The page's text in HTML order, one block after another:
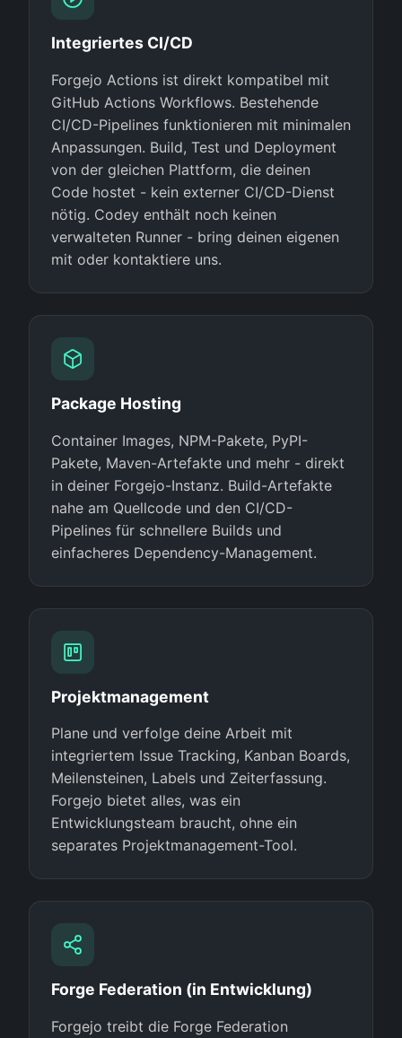
Integriertes CI/CD
Forgejo Actions ist direkt kompatibel mit
GitHub Actions Workflows. Bestehende
CI/CD-Pipelines funktionieren mit minimalen
Anpassungen. Build, Test und Deployment
von der gleichen Plattform, die deinen
Code hostet - kein externer CI/CD-Dienst
nötig. Codey enthält noch keinen
verwalteten Runner - bring deinen eigenen
mit oder kontaktiere uns.
Package Hosting
Container Images, NPM-Pakete, PyPI-
Pakete, Maven-Artefakte und mehr - direkt
in deiner Forgejo-Instanz. Build-Artefakte
nahe am Quellcode und den CI/CD-
Pipelines für schnellere Builds und
einfacheres Dependency-Management.
Projektmanagement
Plane und verfolge deine Arbeit mit
integriertem Issue Tracking, Kanban Boards,
Meilensteinen, Labels und Zeiterfassung.
Forgejo bietet alles, was ein
Entwicklungsteam braucht, ohne ein
separates Projektmanagement-Tool.
Forge Federation (in Entwicklung)
Forgejo treibt die Forge Federation